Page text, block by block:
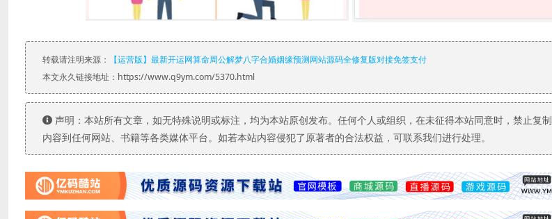
转载请注明来源：
【运营版】最新开运网算命周公解梦八字合婚姻缘预测网站源码全修复版对接免签支付
本文永久链接地址：https://www.q9ym.com/5370.html
声明：本站所有文章，如无特殊说明或标注，均为本站原创发布。任何个人或组织，在未征得本站同意时，禁止复
内容到任何网站、书籍等各类媒体平台。如若本站内容侵犯了原著者的合法权益，可联系我们进行处理。